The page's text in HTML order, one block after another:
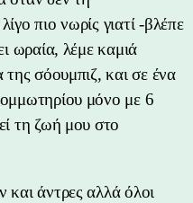
πιο νωρίς γιατί -βλέπε
ωραία, λέμε καμιά
σόουμπιζ, και σε ένα
μόνο με 6
τη ζωή μου στο
άντρες αλλά όλοι